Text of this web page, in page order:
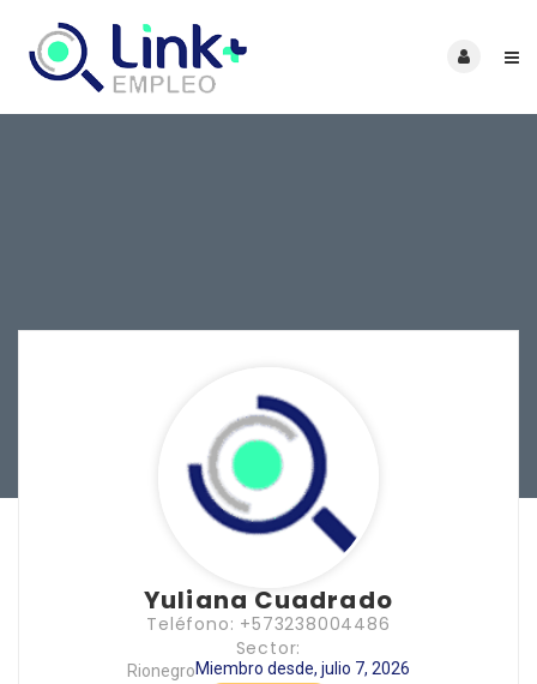
Yuliana Cuadrado
Teléfono: +573238004486
Sector:
RionegroMiembro desde, julio 7, 2026